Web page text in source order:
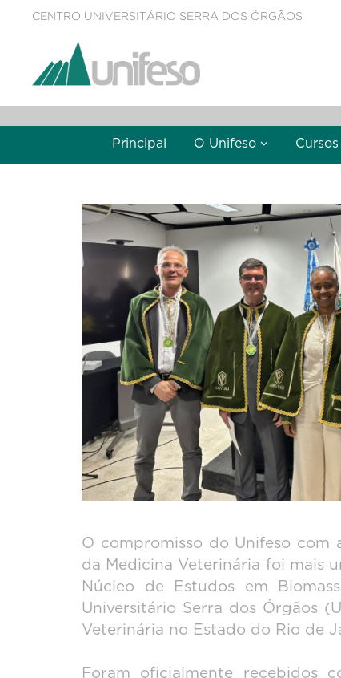
CENTRO UNIVERSITÁRIO SERRA DOS ÓRGÃOS
Principal O Unifeso Cursos
O compromisso do Unifeso com
da Medicina Veterinária foi mais
Núcleo de Estudos em
Universitário Serra dos Órgãos
Veterinária no Estado do Rio de
Foram oficialmente recebidos